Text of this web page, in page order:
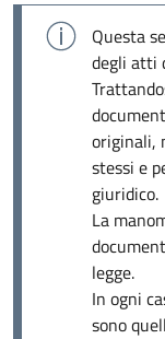
Questa
degli atti
originali,
stessi e
giuridico.
La
legge.
In ogni
sono